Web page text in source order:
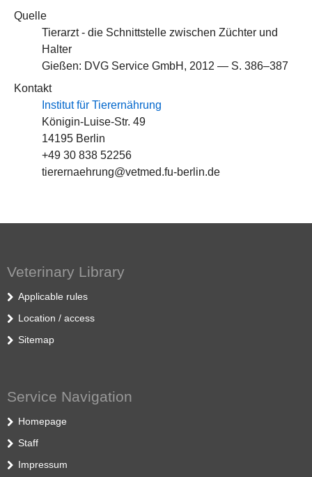
Quelle
Tierarzt - die Schnittstelle zwischen Züchter und
Halter
Gießen: DVG Service GmbH, 2012 — S. 386–387
Kontakt
Institut für Tierernährung
Königin-Luise-Str. 49
14195 Berlin
+49 30 838 52256
tierernaehrung@vetmed.fu-berlin.de
Veterinary Library
Applicable rules
Location / access
Sitemap
Service Navigation
Homepage
Staff
Impressum